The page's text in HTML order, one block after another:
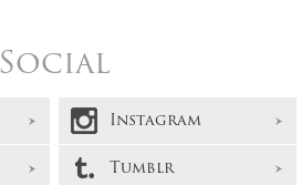
Social
Instagram
Tumblr